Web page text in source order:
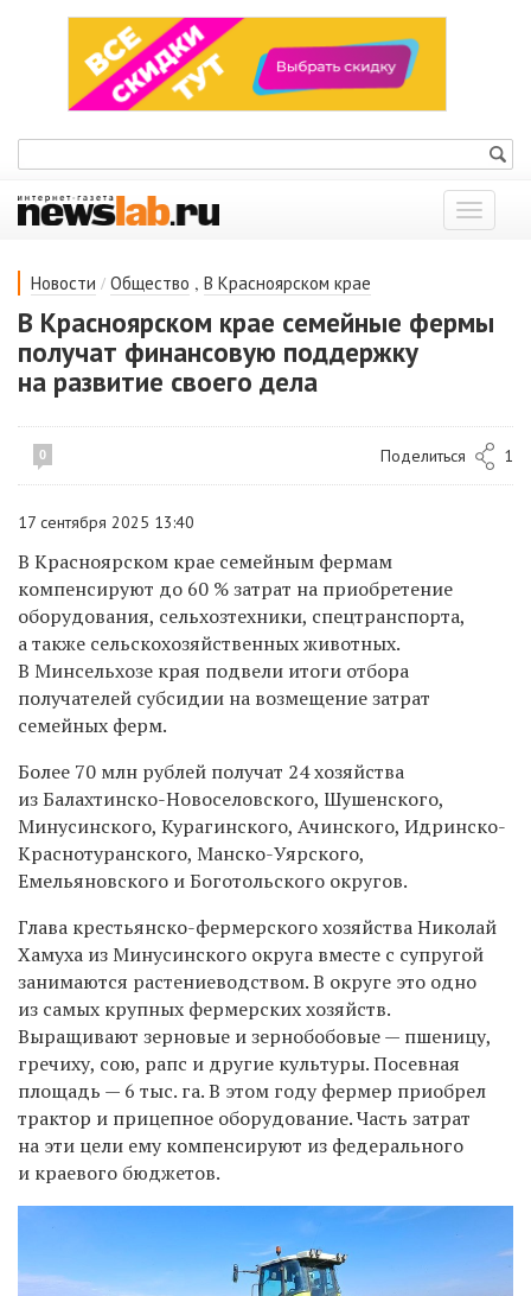
Показать
меню
Новости / Общество , В Красноярском крае
В Красноярском крае семейные фермы
получат финансовую поддержку
на развитие своего дела
0 Поделиться 1
17 сентября 2025 13:40
В Красноярском крае семейным фермам
компенсируют до 60 % затрат на приобретение
оборудования, сельхозтехники, спецтранспорта,
а также сельскохозяйственных животных.
В Минсельхозе края подвели итоги отбора
получателей субсидии на возмещение затрат
семейных ферм.
Более 70 млн рублей получат 24 хозяйства
из Балахтинско-Новоселовского, Шушенского,
Минусинского, Курагинского, Ачинского, Идринско-
Краснотуранского, Манско-Уярского,
Емельяновского и Боготольского округов.
Глава крестьянско-фермерского хозяйства Николай
Хамуха из Минусинского округа вместе с супругой
занимаются растениеводством. В округе это одно
из самых крупных фермерских хозяйств.
Выращивают зерновые и зернобобовые — пшеницу,
гречиху, сою, рапс и другие культуры. Посевная
площадь — 6 тыс. га. В этом году фермер приобрел
трактор и прицепное оборудование. Часть затрат
на эти цели ему компенсируют из федерального
и краевого бюджетов.